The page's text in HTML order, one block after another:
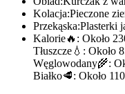
Kolacja:Pieczone
Przekąska:Plasterki
Kalorie🔥: Około
Tłuszcze 💧: Około
Węglowodany🌾:
Białko🥩: Około